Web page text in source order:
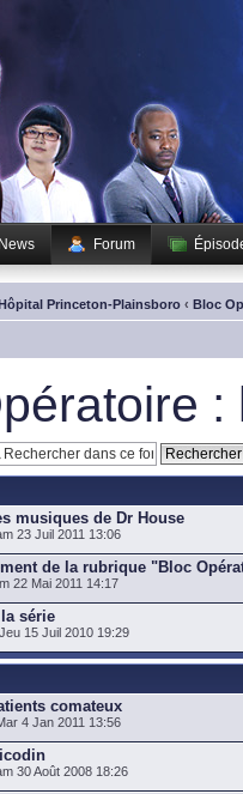
News Forum
Princeton-Plainsboro ‹ Bloc
:
musiques de Dr House
23 Juil 2011 13:06
de la rubrique "Bloc
22 Mai 2011 14:17
série
15 Juil 2010 19:29
comateux
4 Jan 2011 13:56
30 Août 2008 18:26